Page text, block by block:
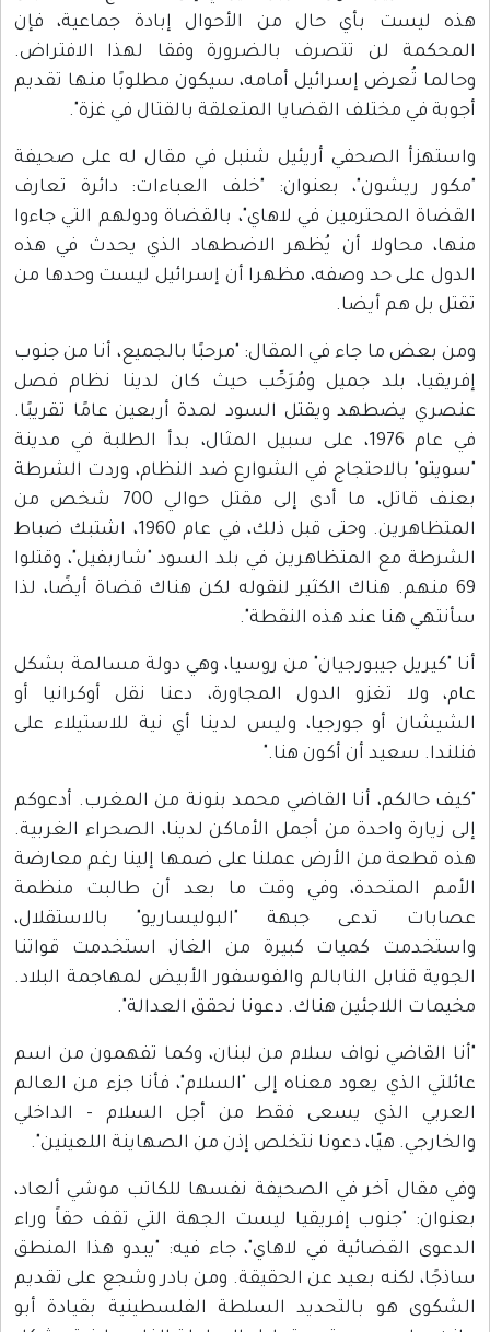
هذه ليست بأي حال من الأحوال إبادة جماعية، فإن
المحكمة لن تتصرف بالضرورة وفقا لهذا الافتراض.
وحالما تُعرض إسرائيل أمامه، سيكون مطلوبًا منها تقديم
أجوبة في مختلف القضايا المتعلقة بالقتال في غزة".
واستهزأ الصحفي أريئيل شنبل في مقال له على صحيفة
"مكور ريشون"، بعنوان: "خلف العباءات: دائرة تعارف
القضاة المحترمين في لاهاي"، بالقضاة ودولهم التي جاءوا
منها، محاولا أن يُظهر الاضطهاد الذي يحدث في هذه
الدول على حد وصفه، مظهرا أن إسرائيل ليست وحدها من
تقتل بل هم أيضا.
ومن بعض ما جاء في المقال: "مرحبًا بالجميع، أنا من جنوب
إفريقيا، بلد جميل ومُرَحِّب حيث كان لدينا نظام فصل
عنصري يضطهد ويقتل السود لمدة أربعين عامًا تقريبًا.
في عام 1976، على سبيل المثال، بدأ الطلبة في مدينة
"سويتو" بالاحتجاج في الشوارع ضد النظام، وردت الشرطة
بعنف قاتل، ما أدى إلى مقتل حوالي 700 شخص من
المتظاهرين. وحتى قبل ذلك، في عام 1960، اشتبك ضباط
الشرطة مع المتظاهرين في بلد السود "شاربفيل"، وقتلوا
69 منهم. هناك الكثير لنقوله لكن هناك قضاة أيضًا، لذا
سأنتهي هنا عند هذه النقطة".
أنا "كيريل جيبورجيان" من روسيا، وهي دولة مسالمة بشكل
عام، ولا تغزو الدول المجاورة، دعنا نقل أوكرانيا أو
الشيشان أو جورجيا، وليس لدينا أي نية للاستيلاء على
فنلندا. سعيد أن أكون هنا."
"كيف حالكم، أنا القاضي محمد بنونة من المغرب. أدعوكم
إلى زيارة واحدة من أجمل الأماكن لدينا، الصحراء الغربية.
هذه قطعة من الأرض عملنا على ضمها إلينا رغم معارضة
الأمم المتحدة، وفي وقت ما بعد أن طالبت منظمة
عصابات تدعى جبهة "البوليساريو" بالاستقلال،
واستخدمت كميات كبيرة من الغاز، استخدمت قواتنا
الجوية قنابل النابالم والفوسفور الأبيض لمهاجمة البلاد.
مخيمات اللاجئين هناك. دعونا نحقق العدالة".
"أنا القاضي نواف سلام من لبنان، وكما تفهمون من اسم
عائلتي الذي يعود معناه إلى "السلام"، فأنا جزء من العالم
العربي الذي يسعى فقط من أجل السلام - الداخلي
والخارجي. هيّا، دعونا نتخلص إذن من الصهاينة اللعينين".
وفي مقال آخر في الصحيفة نفسها للكاتب موشي ألعاد،
بعنوان: "جنوب إفريقيا ليست الجهة التي تقف حقاً وراء
الدعوى القضائية في لاهاي"، جاء فيه: "يبدو هذا المنطق
ساذجًا، لكنه بعيد عن الحقيقة. ومن بادر وشجع على تقديم
الشكوى هو بالتحديد السلطة الفلسطينية بقيادة أبو